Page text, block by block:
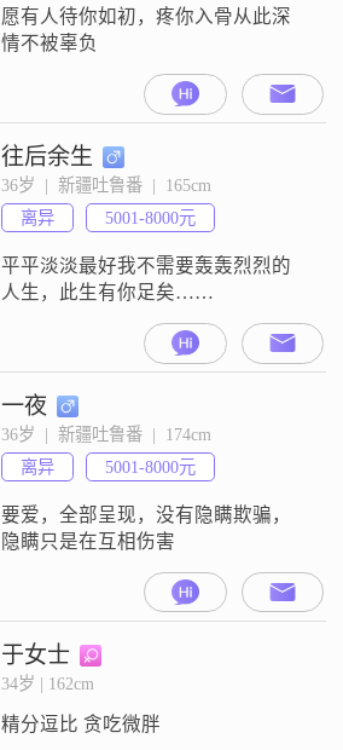
愿有人待你如初，疼你入骨从此深
情不被辜负
往后余生
36岁  |  新疆吐鲁番  |  165cm
离异
5001-8000元
平平淡淡最好我不需要轰轰烈烈的
人生，此生有你足矣……
一夜
36岁  |  新疆吐鲁番  |  174cm
离异
5001-8000元
要爱，全部呈现，没有隐瞒欺骗，
隐瞒只是在互相伤害
于女士
34岁 | 162cm
精分逗比 贪吃微胖